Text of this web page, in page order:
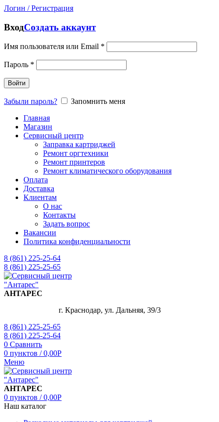
Логин / Регистрация
ВходСоздать аккаунт
Имя пользователя или Email *
Пароль *
Войти
Забыли пароль?
Запомнить меня
Главная
Магазин
Сервисный центр
Заправка картриджей
Ремонт оргтехники
Ремонт принтеров
Ремонт климатического оборудования
Оплата
Доставка
Клиентам
О нас
Контакты
Задать вопрос
Вакансии
Политика конфиденциальности
8 (861) 225-25-64
8 (861) 225-25-65
АНТАРЕС
г. Краснодар, ул. Дальняя, 39/3
8 (861) 225-25-65
8 (861) 225-25-64
0 Сравнить
0 пунктов / 0,00Р
Меню
АНТАРЕС
0 пунктов / 0,00Р
Наш каталог